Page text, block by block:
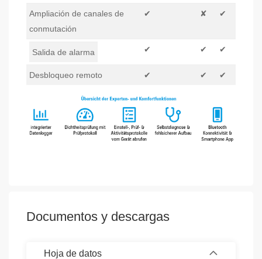
Ampliación de canales de
conmutación
✔ ✘ ✔
Salida de alarma ✔ ✔ ✔
Desbloqueo remoto ✔ ✔ ✔
Documentos y descargas
Hoja de datos